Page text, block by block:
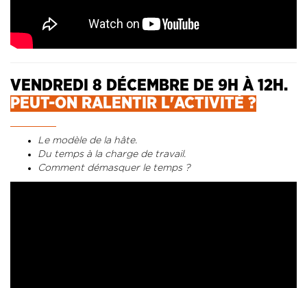
VENDREDI 8 DÉCEMBRE DE 9H À 12H.
PEUT-ON RALENTIR L'ACTIVITÉ ?
Le modèle de la hâte.
Du temps à la charge de travail.
Comment démasquer le temps ?